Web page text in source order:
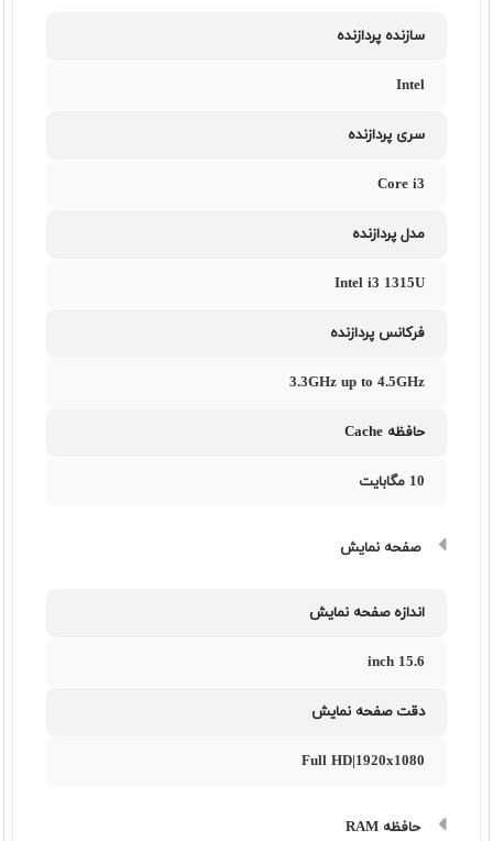
سازنده پردازنده
Intel
سری پردازنده
Core i3
مدل پردازنده
Intel i3 1315U
فرکانس پردازنده
3.3GHz up to 4.5GHz
حافظه Cache
10 مگابایت
صفحه نمایش
اندازه صفحه نمایش
15.6 inch
دقت صفحه نمایش
Full HD|1920x1080
حافظه RAM